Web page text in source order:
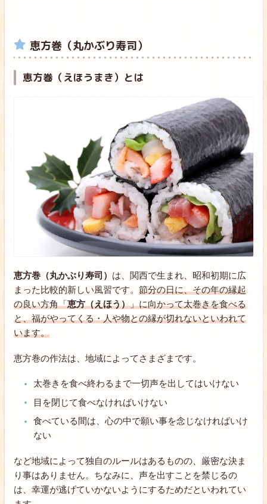
恵方巻（丸かぶり寿司）
恵方巻（えほうまき）とは
恵方巻（丸かぶり寿司） は、関西で生まれ、昭和初期に広
まった比較的新しい風習です。 節分の日に、その年の縁起
の良い方角「恵方（えほう）」に向かって太巻きを食べる
と、福がやってくる・人や物との縁が切れないといわれて
います。
恵方巻の作法は、地域によってさまざまです。
太巻きを食べ終わるまで一切声を出してはいけない
目を閉じて食べなければいけない
食べている間は、心の中で願い事を念じなければいけ
ない
など地域によって独自のルールはあるものの、厳密な決ま
り事はありません。ちなみに、声を出すことを禁じるの
は、幸運が逃げていかないようにするためだといわれてい